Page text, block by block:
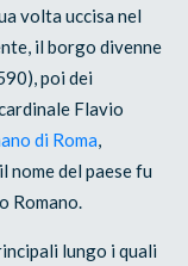
volta uccisa nel
il borgo divenne
poi dei
Flavio
di Roma,
nome del paese fu
Romano.
lungo i quali